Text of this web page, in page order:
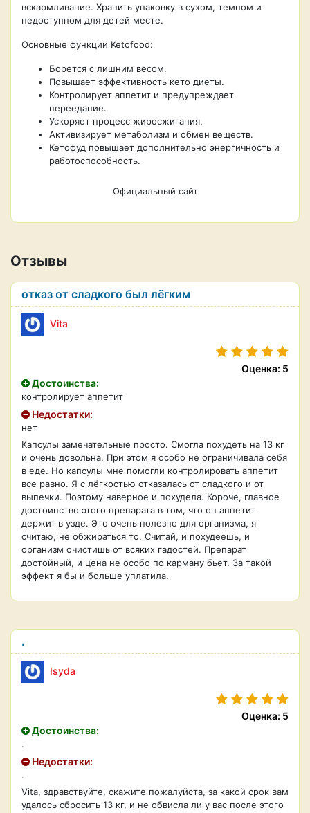
вскармливание. Хранить упаковку в сухом, темном и
недоступном для детей месте.
Основные функции Ketofood:
Борется с лишним весом.
Повышает эффективность кето диеты.
Контролирует аппетит и предупреждает
переедание.
Ускоряет процесс жиросжигания.
Активизирует метаболизм и обмен веществ.
Кетофуд повышает дополнительно энергичность и
работоспособность.
Официальный сайт
Отзывы
отказ от сладкого был лёгким
Vita
Оценка: 5
Достоинства:
контролирует аппетит
Недостатки:
нет
Капсулы замечательные просто. Смогла похудеть на 13 кг
и очень довольна. При этом я особо не ограничивала себя
в еде. Но капсулы мне помогли контролировать аппетит
все равно. Я с лёгкостью отказалась от сладкого и от
выпечки. Поэтому наверное и похудела. Короче, главное
достоинство этого препарата в том, что он аппетит
держит в узде. Это очень полезно для организма, я
считаю, не обжираться то. Считай, и похудеешь, и
организм очистишь от всяких гадостей. Препарат
достойный, и цена не особо по карману бьет. За такой
эффект я бы и больше уплатила.
.
Isyda
Оценка: 5
Достоинства:
.
Недостатки:
.
Vita, здравствуйте, скажите пожалуйста, за какой срок вам
удалось сбросить 13 кг, и не обвисла ли у вас после этого